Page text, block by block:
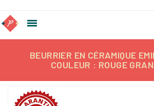

BEURRIER EN CÉRAMIQUE
COULEUR : ROUGE